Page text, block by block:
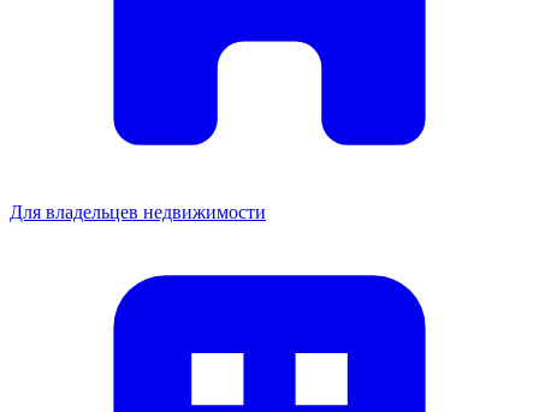
Для владельцев недвижимости